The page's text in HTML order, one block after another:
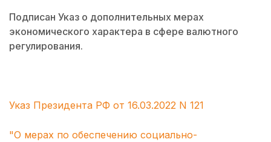
Подписан Указ о дополнительных мерах
экономического характера в сфере валютного
регулирования.
Указ Президента РФ от 16.03.2022 N 121
"О мерах по обеспечению социально-